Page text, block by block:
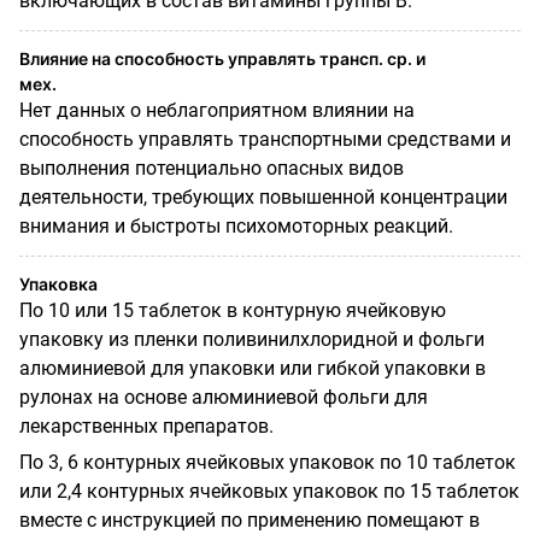
Влияние на способность управлять трансп. ср. и
мех.
Нет данных о неблагоприятном влиянии на
способность управлять транспортными средствами и
выполнения потенциально опасных видов
деятельности, требующих повышенной концентрации
внимания и быстроты психомоторных реакций.
Упаковка
По 10 или 15 таблеток в контурную ячейковую
упаковку из пленки поливинилхлоридной и фольги
алюминиевой для упаковки или гибкой упаковки в
рулонах на основе алюминиевой фольги для
лекарственных препаратов.
По 3, 6 контурных ячейковых упаковок по 10 таблеток
или 2,4 контурных ячейковых упаковок по 15 таблеток
вместе с инструкцией по применению помещают в